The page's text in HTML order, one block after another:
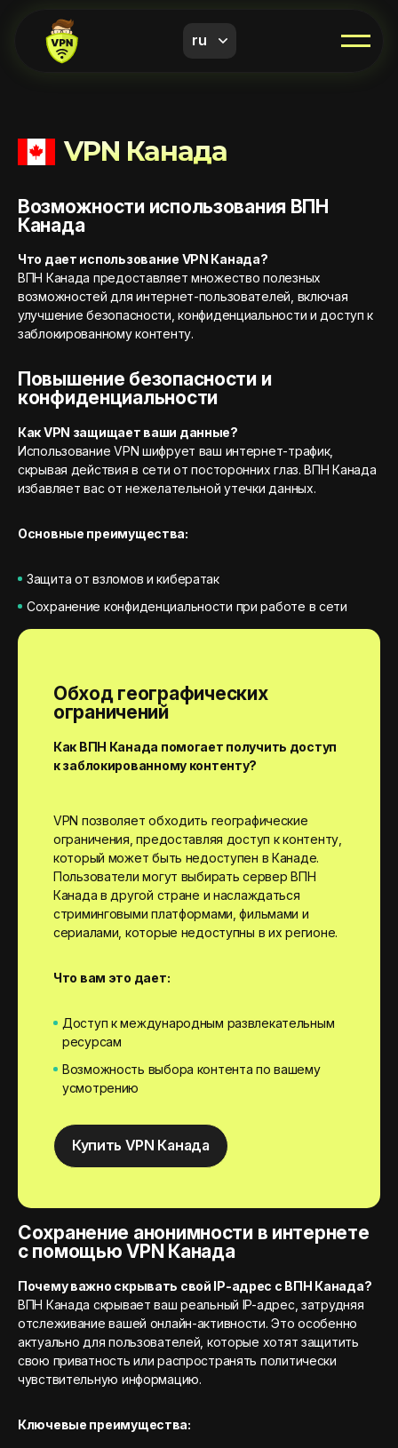
ru
VPN Канада
Возможности использования ВПН
Канада
Что дает использование VPN Канада?
ВПН Канада предоставляет множество полезных
возможностей для интернет-пользователей, включая
улучшение безопасности, конфиденциальности и доступ к
заблокированному контенту.
Повышение безопасности и
конфиденциальности
Как VPN защищает ваши данные?
Использование VPN шифрует ваш интернет-трафик,
скрывая действия в сети от посторонних глаз. ВПН Канада
избавляет вас от нежелательной утечки данных.
Основные преимущества:
Защита от взломов и кибератак
Сохранение конфиденциальности при работе в сети
Обход географических
ограничений
Как ВПН Канада помогает получить доступ
к заблокированному контенту?
VPN позволяет обходить географические
ограничения, предоставляя доступ к контенту,
который может быть недоступен в Канаде.
Пользователи могут выбирать сервер ВПН
Канада в другой стране и наслаждаться
стриминговыми платформами, фильмами и
сериалами, которые недоступны в их регионе.
Что вам это дает:
Доступ к международным развлекательным
ресурсам
Возможность выбора контента по вашему
усмотрению
Купить VPN Канада
Сохранение анонимности в интернете
с помощью VPN Канада
Почему важно скрывать свой IP-адрес с ВПН Канада?
ВПН Канада скрывает ваш реальный IP-адрес, затрудняя
отслеживание вашей онлайн-активности. Это особенно
актуально для пользователей, которые хотят защитить
свою приватность или распространять политически
чувствительную информацию.
Ключевые преимущества: